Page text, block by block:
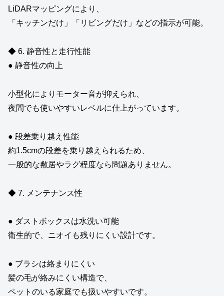
LiDARマッピングにより、
「キッチンだけ」「リビングだけ」などの指示が可能。
◆ 6. 静音性と走行性能
● 静音性の向上
小型化によりモーター音が抑えられ、
夜間でも使いやすいレベルに仕上がっています。
● 段差乗り越え性能
約1.5cmの段差を乗り越えられるため、
一般的な敷居やラグ程度なら問題ありません。
◆ 7. メンテナンス性
● ダストボックスは水洗い可能
衛生的で、ニオイも残りにくい設計です。
● ブラシは絡まりにくい
髪の毛が絡みにくい構造で、
ペットのいる家庭でも扱いやすいです。